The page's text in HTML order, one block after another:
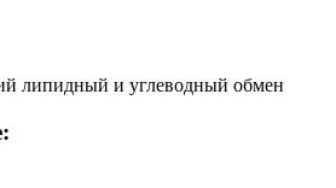
липидный и углеводный обмен